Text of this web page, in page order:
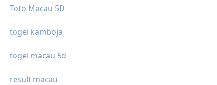
Toto Macau 5D
togel kamboja
togel macau 5d
result macau